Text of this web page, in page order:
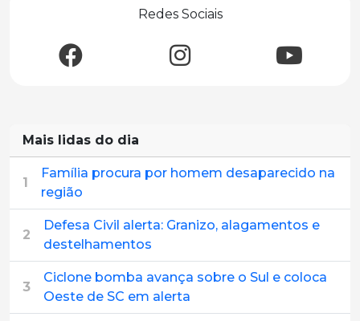
Redes Sociais
Mais lidas do dia
1
Família procura por homem desaparecido na
região
2
Defesa Civil alerta: Granizo, alagamentos e
destelhamentos
3
Ciclone bomba avança sobre o Sul e coloca
Oeste de SC em alerta